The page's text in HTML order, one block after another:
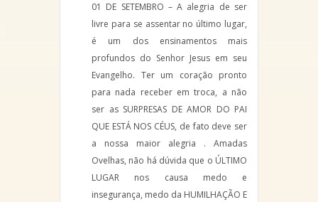
01 DE SETEMBRO – A alegria de ser
livre para se assentar no último lugar,
é um dos ensinamentos mais
profundos do Senhor Jesus em seu
Evangelho. Ter um coração pronto
para nada receber em troca, a não
ser as SURPRESAS DE AMOR DO PAI
QUE ESTÁ NOS CÉUS, de fato deve ser
a nossa maior alegria . Amadas
Ovelhas, não há dúvida que o ÚLTIMO
LUGAR nos causa medo e
insegurança, medo da HUMILHAÇÃO E